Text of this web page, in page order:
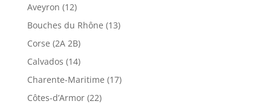
Aveyron (12)
Bouches du Rhône (13)
Corse (2A 2B)
Calvados (14)
Charente-Maritime (17)
Côtes-d’Armor (22)